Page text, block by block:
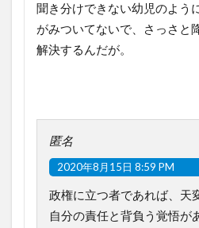
聞き分けできない幼児のよう
がみついてないで、さっさと
解決するんだが。
匿名
2020年8月15日 8:59 PM
政権に立つ者であれば、天
自分の責任と背負う覚悟が